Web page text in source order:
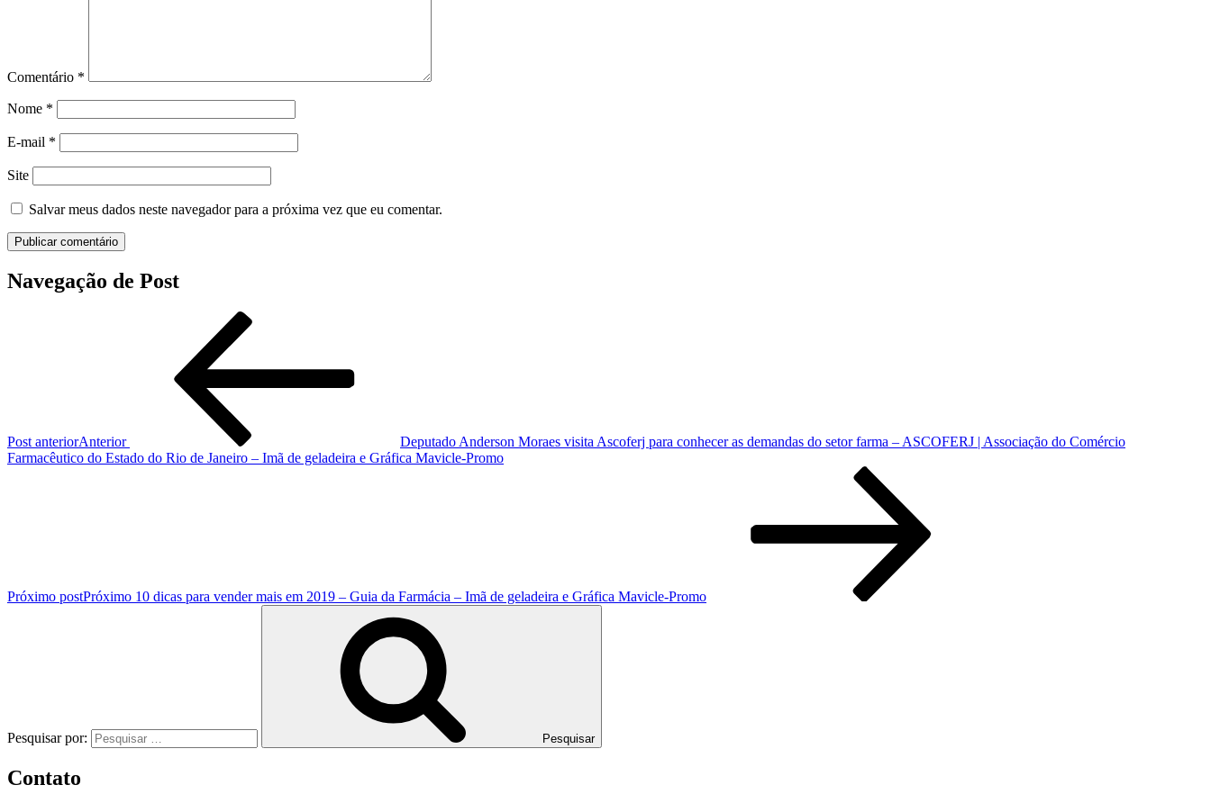
Comentário *
Nome *
E-mail *
Site
Salvar meus dados neste navegador para a próxima vez que eu comentar.
Navegação de Post
Post anteriorAnterior
Deputado Anderson Moraes visita Ascoferj para conhecer as demandas do setor farma – ASCOFERJ | Associação do Comércio
Farmacêutico do Estado do Rio de Janeiro – Imã de geladeira e Gráfica Mavicle-Promo
Próximo postPróximo 10 dicas para vender mais em 2019 – Guia da Farmácia – Imã de geladeira e Gráfica Mavicle-Promo
Pesquisar por: Pesquisar
Contato